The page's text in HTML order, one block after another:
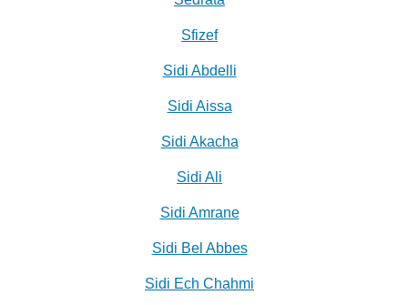
Sfizef
Sidi Abdelli
Sidi Aissa
Sidi Akacha
Sidi Ali
Sidi Amrane
Sidi Bel Abbes
Sidi Ech Chahmi